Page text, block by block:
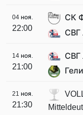
04 ноя.
22:00
СК
СВГ
14 ноя.
21:00
СВГ
21 ноя.
21:30